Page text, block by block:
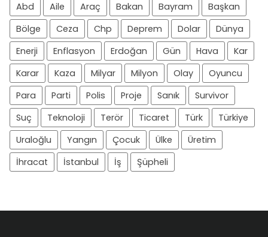
Abd Aile Araç Bakan Bayram
Başkan
Bölge
Ceza Chp Deprem Dolar
Dünya
Enerji
Enflasyon Erdoğan Gün Hava
Kar
Karar
Kaza Milyar Milyon Olay
Oyuncu
Para
Parti Polis Proje Sanık
Survivor
Suç
Teknoloji Terör Ticaret Türk
Türkiye
Uraloğlu
Yangın Çocuk Ülke
Üretim
İhracat
İstanbul İş Şüpheli